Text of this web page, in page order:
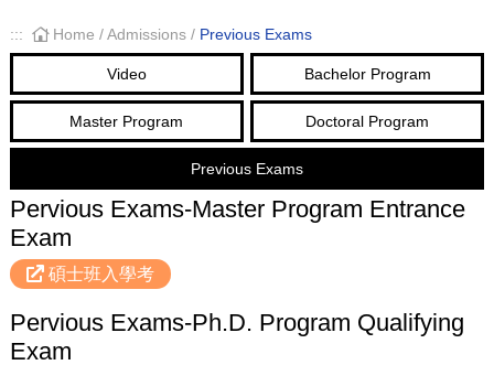
::: Home / Admissions/ Previous Exams
Video Bachelor Program
Master Program Doctoral Program
Previous Exams
Pervious Exams-Master Program Entrance
Exam
碩士班入學考
Pervious Exams-Ph.D. Program Qualifying
Exam